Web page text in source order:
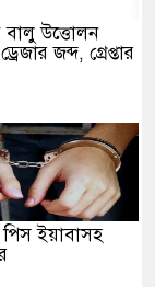
বালু উত্তোলন
জব্দ, গ্রেপ্তার
ইয়াবাসহ